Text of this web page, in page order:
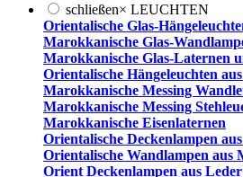
schließen× LEUCHTEN
Orientalische Glas-
Marokkanische Glas-
Marokkanische Glas-Laternen
Orientalische Hängeleuchten
Marokkanische Messing
Marokkanische Messing
Marokkanische Eisenlaternen
Orientalische Deckenlampen
Orientalische Wandlampen aus
Orient Deckenlampen aus Leder